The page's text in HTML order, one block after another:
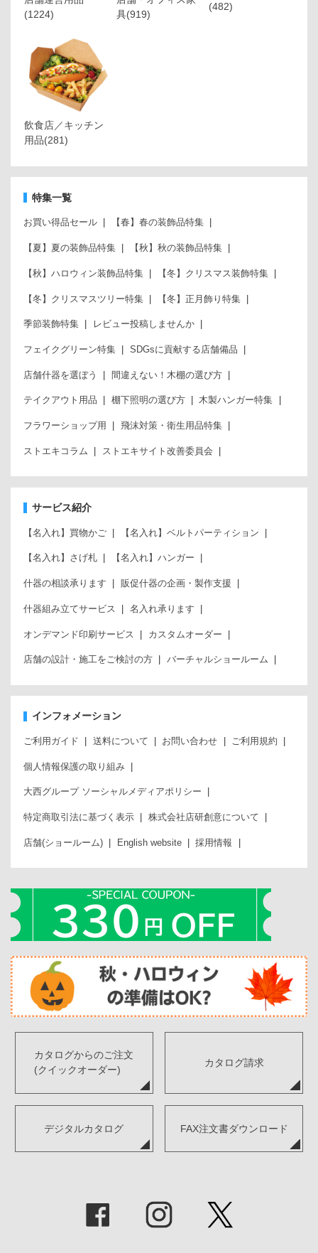
(1224)
具(919)
(482)
飲食店／キッチン
用品(281)
特集一覧
お買い得品セール 【春】春の装飾品特集
【夏】夏の装飾品特集 【秋】秋の装飾品特集
【秋】ハロウィン装飾品特集 【冬】クリスマス装飾特集
【冬】クリスマスツリー特集 【冬】正月飾り特集
季節装飾特集 レビュー投稿しませんか
フェイクグリーン特集 SDGsに貢献する店舗備品
店舗什器を選ぼう 間違えない！木棚の選び方
テイクアウト用品 棚下照明の選び方 木製ハンガー特集
フラワーショップ用 飛沫対策・衛生用品特集
ストエキコラム ストエキサイト改善委員会
サービス紹介
【名入れ】買物かご 【名入れ】ベルトパーティション
【名入れ】さげ札 【名入れ】ハンガー
什器の相談承ります 販促什器の企画・製作支援
什器組み立てサービス 名入れ承ります
オンデマンド印刷サービス カスタムオーダー
店舗の設計・施工をご検討の方 バーチャルショールーム
インフォメーション
ご利用ガイド 送料について お問い合わせ ご利用規約
個人情報保護の取り組み
大西グループ ソーシャルメディアポリシー
特定商取引法に基づく表示 株式会社店研創意について
店舗(ショールーム) English website 採用情報
カタログからのご注文
(クイックオーダー)
カタログ請求
デジタルカタログ FAX注文書ダウンロード